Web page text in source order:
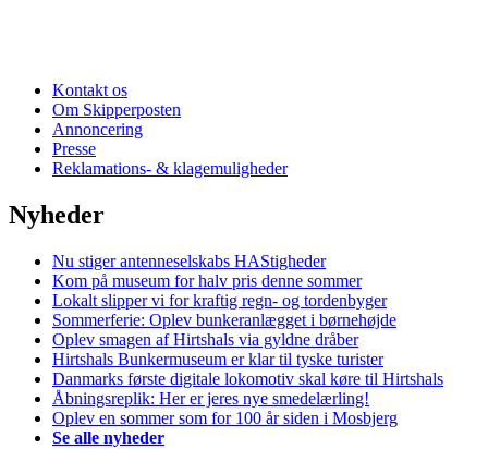
Kontakt os
Om Skipperposten
Annoncering
Presse
Reklamations- & klagemuligheder
Nyheder
Nu stiger antenneselskabs HAStigheder
Kom på museum for halv pris denne sommer
Lokalt slipper vi for kraftig regn- og tordenbyger
Sommerferie: Oplev bunkeranlægget i børnehøjde
Oplev smagen af Hirtshals via gyldne dråber
Hirtshals Bunkermuseum er klar til tyske turister
Danmarks første digitale lokomotiv skal køre til Hirtshals
Åbningsreplik: Her er jeres nye smedelærling!
Oplev en sommer som for 100 år siden i Mosbjerg
Se alle nyheder